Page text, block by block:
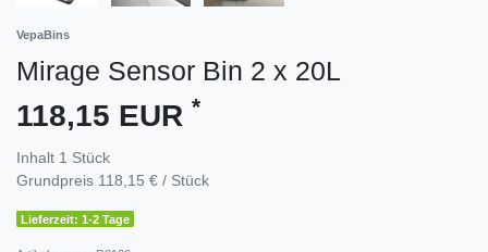
VepaBins
Mirage Sensor Bin 2 x 20L
118,15 EUR *
Inhalt 1 Stück
Grundpreis 118,15 € / Stück
Lieferzeit: 1-2 Tage